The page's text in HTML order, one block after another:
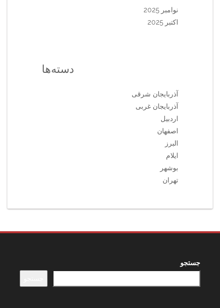
نوامبر 2025
اکتبر 2025
دسته‌ها
آذربایجان شرقی
آذربایجان غربی
اردبیل
اصفهان
البرز
ایلام
بوشهر
تهران
جستجو